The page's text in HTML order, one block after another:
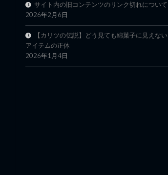
サイト内の旧コンテンツのリンク切れについて
2026年2月6日
【カリツの伝説】どう見ても綿菓子に見えない
アイテムの正体
2026年1月4日